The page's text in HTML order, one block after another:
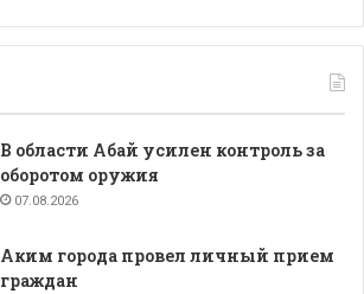
В области Абай усилен контроль за
оборотом оружия
07.08.2026
Аким города провел личный прием
граждан